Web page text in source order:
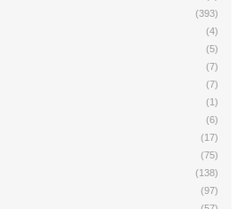
(393)
(4)
(5)
(7)
(7)
(1)
(6)
(17)
(75)
(138)
(97)